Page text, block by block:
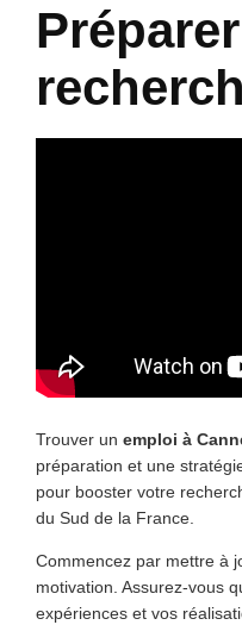
Trouver un emploi à
préparation et une
pour booster votre
du Sud de la France.
Commencez par mettre à
motivation. Assurez-vous
expériences et vos